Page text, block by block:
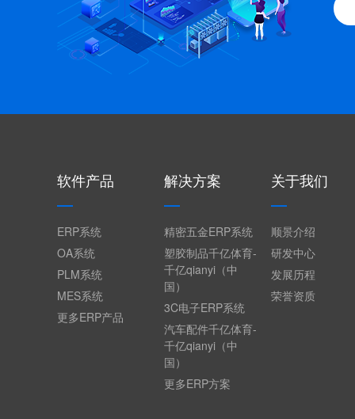
软件产品
ERP系统
OA系统
PLM系统
MES系统
更多ERP产品
解决方案
精密五金ERP系统
塑胶制品千亿体育-
千亿qianyi（中
国）
3C电子ERP系统
汽车配件千亿体育-
千亿qianyi（中
国）
更多ERP方案
关于我们
顺景介绍
研发中心
发展历程
荣誉资质